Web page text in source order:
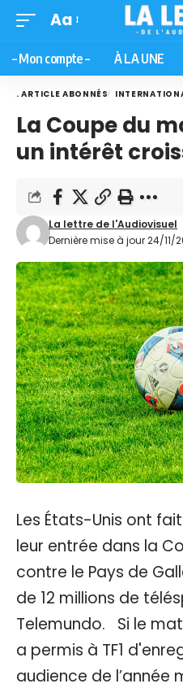
Aa
– Mon compte – À LA UNE
. ARTICLE ABONNÉS
La Coupe du
un intérêt
Dernière mise à jour 24/11/
La lettre de l'Audiovisuel
Les États-Unis ont
leur entrée dans la
contre le Pays de
de 12 millions de
Telemundo. Si le
a permis à TF1
audience de l’année